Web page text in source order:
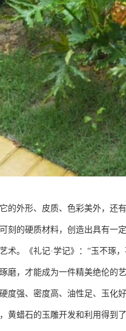
的外形、皮质、色彩美外，还
刻的硬质材料，创造出具有一
术。《礼记·学记》：“玉不琢
磨，才能成为一件精美绝伦的艺
度强、密度高、油性足、玉化
黄蜡石的玉雕开发和利用得到